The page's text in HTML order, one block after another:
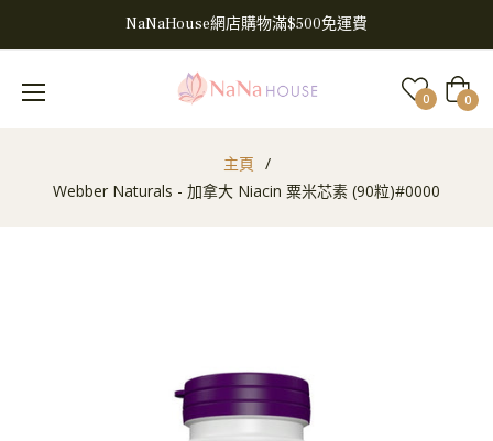
NaNaHouse網店購物滿$500免運費
0 大
車 0
主頁 /
Webber Naturals - 加拿大 Niacin 粟米芯素 (90粒)#0000